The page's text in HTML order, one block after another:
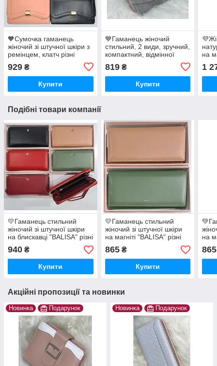
🧡Сумочка гаманець
жіночий зі штучної шкіри з
ремінцем, клатч різні
929 ₴
Купити
💙Гаманець жіночий
стильний, 2 види, зручний,
компактний, відмінної
819₴
Купити
на
1
Подібні товари компанії
💛Гаманець стильний
жіночий зі штучної шкіри
на блискавці "BALISA" різні
кольори
940 ₴
Купити
💛Гаманець стильний
жіночий зі штучної шкіри
на магніті "BALISA" різні
кольори
865₴
Купити
на
865
Акційні пропозиції та новинки
Новинка Подарунок Новинка Подарунок